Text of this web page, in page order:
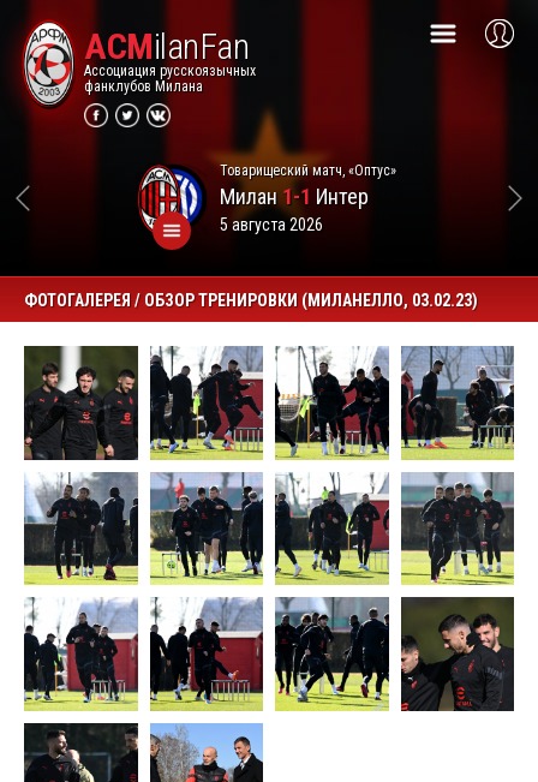
ACMilanFan
Ассоциация русскоязычных
фанклубов Милана
Товарищеский матч, «Оптус»
Милан1-1 Интер
5 августа 2026
ФОТОГАЛЕРЕЯ / ОБЗОР ТРЕНИРОВКИ (МИЛАНЕЛЛО, 03.02.23)